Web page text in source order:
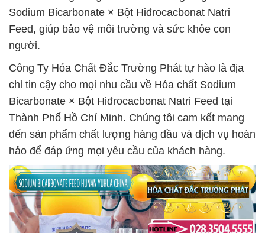
Sodium Bicarbonate × Bột Hiđrocacbonat Natri
Feed, giúp bảo vệ môi trường và sức khỏe con
người.
Công Ty Hóa Chất Đắc Trường Phát tự hào là địa
chỉ tin cậy cho mọi nhu cầu về Hóa chất Sodium
Bicarbonate × Bột Hiđrocacbonat Natri Feed tại
Thành Phố Hồ Chí Minh. Chúng tôi cam kết mang
đến sản phẩm chất lượng hàng đầu và dịch vụ hoàn
hảo để đáp ứng mọi yêu cầu của khách hàng.